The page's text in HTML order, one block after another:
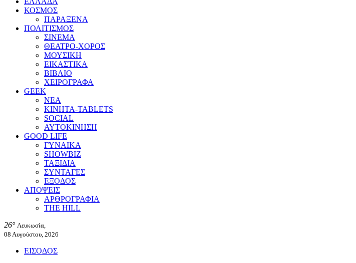
ΚΟΣΜΟΣ
ΠΑΡΑΞΕΝΑ
ΠΟΛΙΤΙΣΜΟΣ
ΣΙΝΕΜΑ
ΘΕΑΤΡΟ-ΧΟΡΟΣ
ΜΟΥΣΙΚΗ
ΕΙΚΑΣΤΙΚΑ
ΒΙΒΛΙΟ
ΧΕΙΡΟΓΡΑΦΑ
GEEK
ΝΕΑ
ΚΙΝΗΤΑ-TABLETS
SOCIAL
ΑΥΤΟΚΙΝΗΣΗ
GOOD LIFE
ΓΥΝΑΙΚΑ
SHOWBIZ
ΤΑΞΙΔΙΑ
ΣΥΝΤΑΓΕΣ
ΕΞΟΔΟΣ
ΑΠΟΨΕΙΣ
ΑΡΘΡΟΓΡΑΦΙΑ
THE HILL
26° Λευκωσία,
08 Αυγούστου, 2026
ΕΙΣΟΔΟΣ